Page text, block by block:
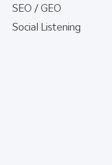
SEO / GEO
Social Listening